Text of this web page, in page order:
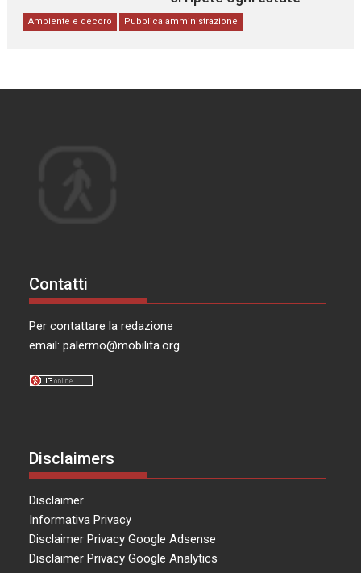
Ambiente e decoro Pubblica amministrazione
Contatti
Per contattare la redazione
email:palermo@mobilita.org
Disclaimers
Disclaimer
Informativa Privacy
Disclaimer Privacy Google Adsense
Disclaimer Privacy Google Analytics